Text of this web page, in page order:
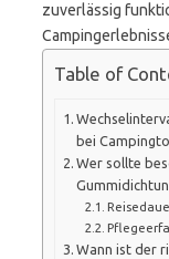
zuverlässig
Table of
bei
Wer sollte
Wann ist der